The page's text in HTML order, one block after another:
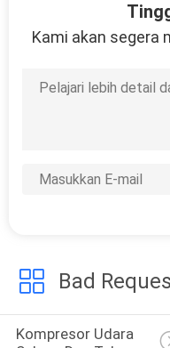
bebas
Kami akan segera
Bad
Kompresor Udara